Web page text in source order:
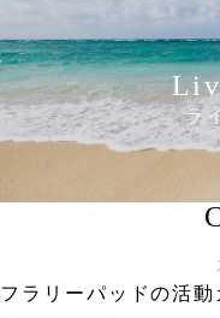
ラ
フラリーパッドの活